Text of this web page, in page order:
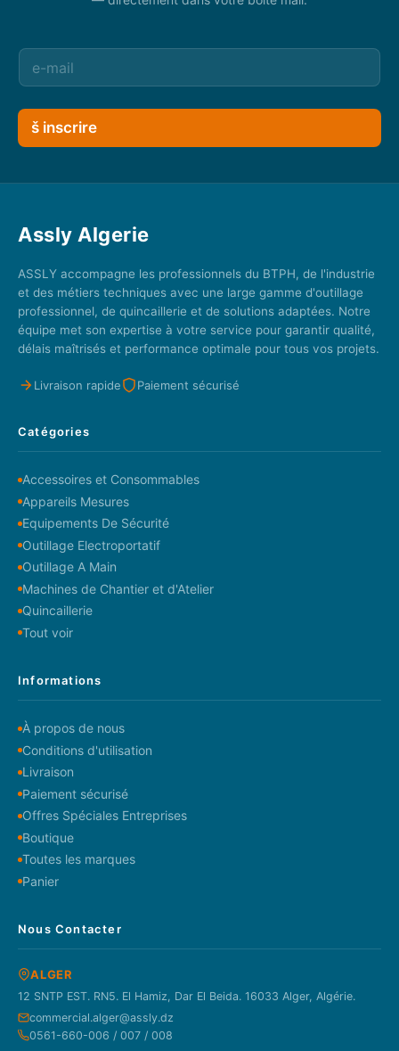
š inscrire
Assly Algerie
ASSLY accompagne les professionnels du BTPH, de l'industrie
et des métiers techniques avec une large gamme d'outillage
professionnel, de quincaillerie et de solutions adaptées. Notre
équipe met son expertise à votre service pour garantir qualité,
délais maîtrisés et performance optimale pour tous vos projets.
Livraison rapide Paiement sécurisé
Catégories
Accessoires et Consommables
Appareils Mesures
Equipements De Sécurité
Outillage Electroportatif
Outillage A Main
Machines de Chantier et d'Atelier
Quincaillerie
Tout voir
Informations
À propos de nous
Conditions d'utilisation
Livraison
Paiement sécurisé
Offres Spéciales Entreprises
Boutique
Toutes les marques
Panier
Nous Contacter
ALGER
12 SNTP EST. RN5. El Hamiz, Dar El Beida. 16033 Alger, Algérie.
commercial.alger@assly.dz
0561-660-006 / 007 / 008